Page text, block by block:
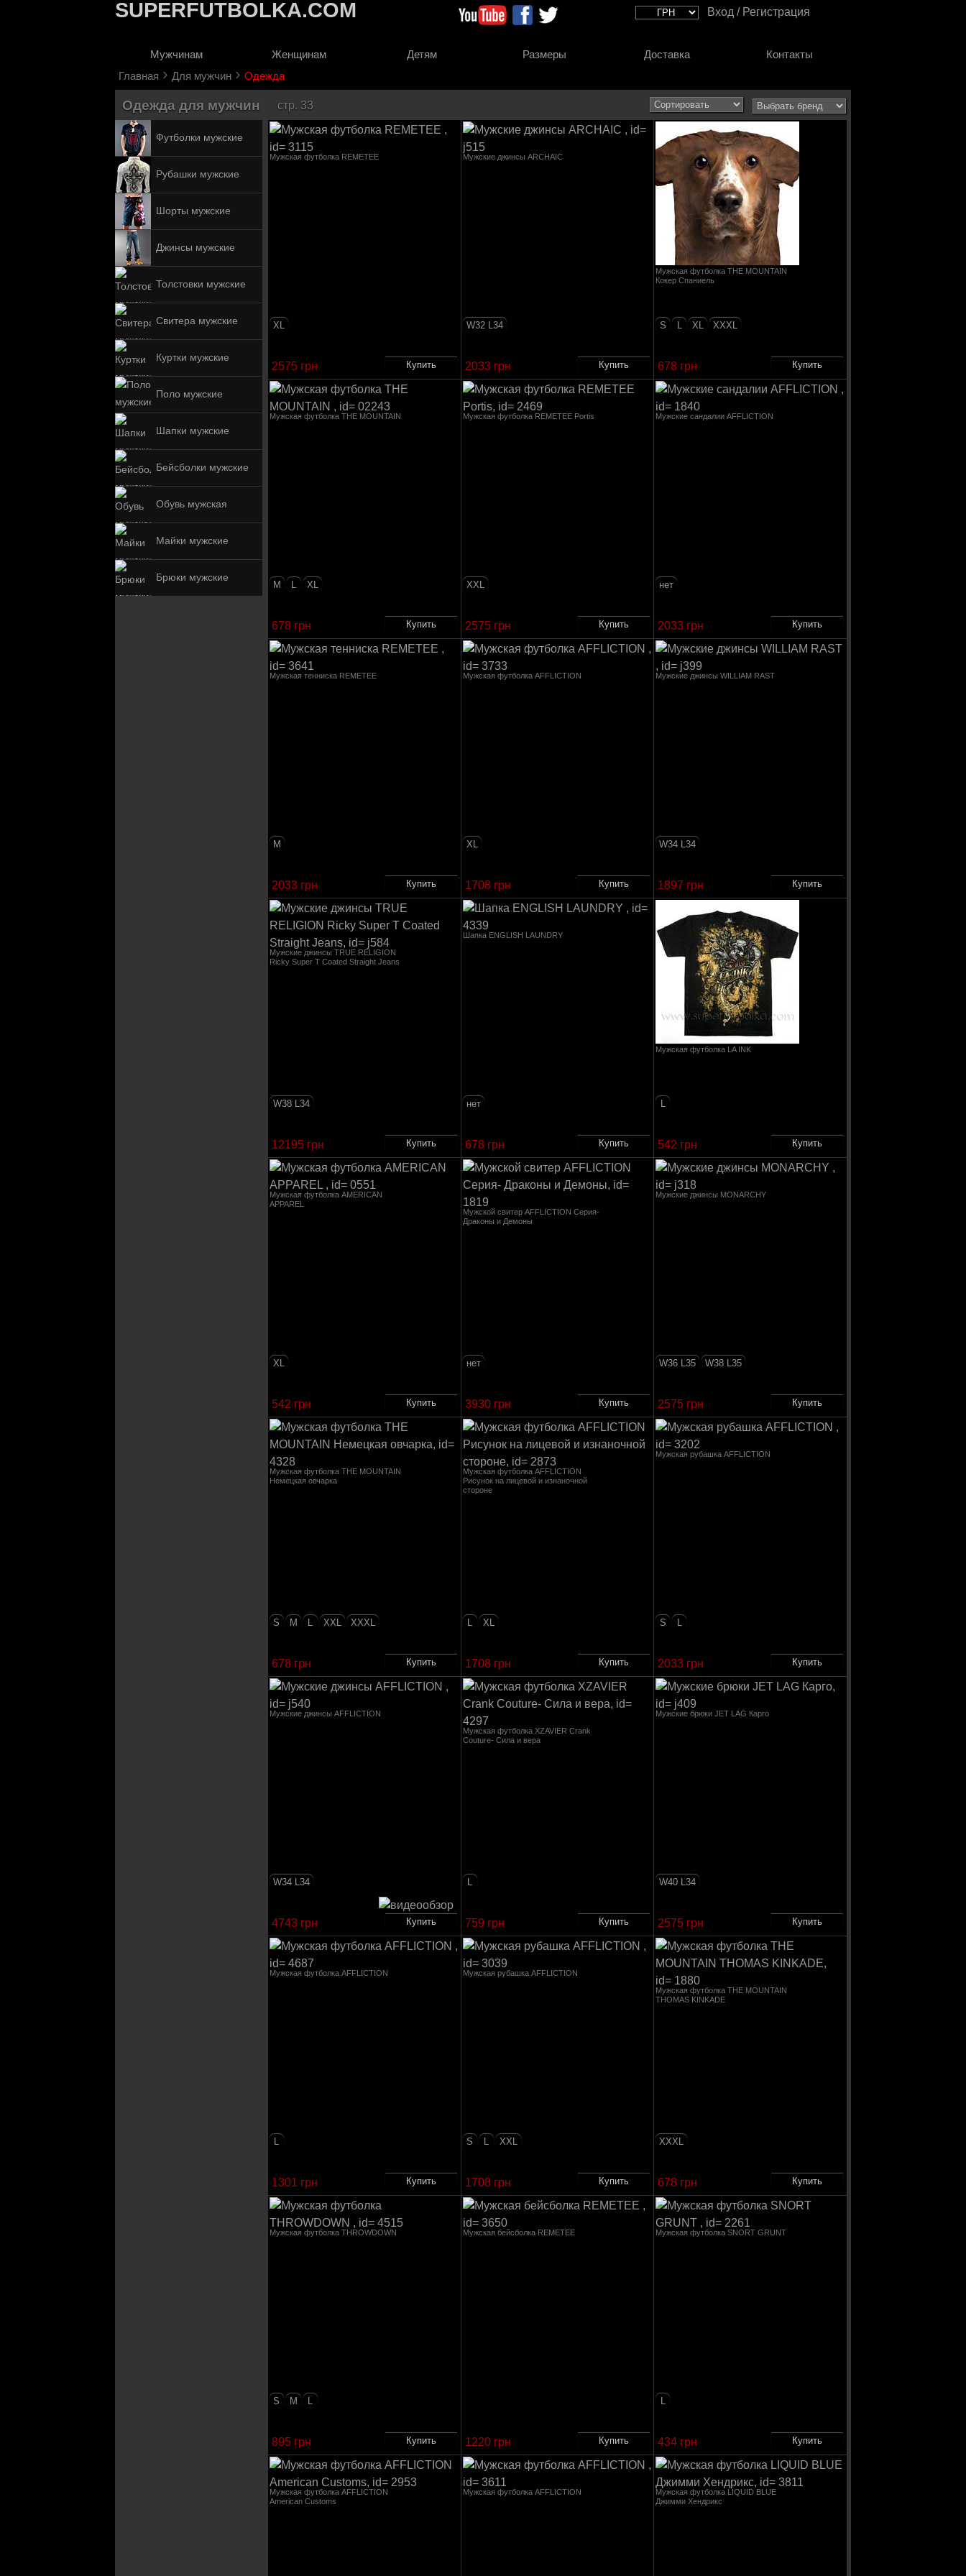
SUPERFUTBOLKA.COM Вход / Регистрация
Размеры Доставка Контакты
Мужчинам Женщинам
Детям
Главная › Для мужчин › Одежда
Футболки мужские
Рубашки мужские
Шорты мужские
Джинсы мужские
Толстовки мужские
Свитера мужские
Куртки мужские
Поло мужские
Шапки мужские
Бейсболки мужские
Обувь мужская
Майки мужские
Брюки мужские
Одежда для мужчин стр. 33
Мужская футболка THE MOUNTAIN
Кокер Спаниель
S L XL XXXL
678 грн
Мужские джинсы ARCHAIC
W32 L34
2033 грн
Мужская футболка REMETEE
XL
2575 грн
Мужские сандалии AFFLICTION
нет
2033 грн
Мужская футболка REMETEE Portis
XXL
2575 грн
Мужская футболка THE MOUNTAIN
M L XL
678 грн
Мужские джинсы WILLIAM RAST
W34 L34
1897 грн
Мужская футболка AFFLICTION
XL
1708 грн
Мужская тенниска REMETEE
M
2033 грн
Мужская футболка LA INK
L
542 грн
Шапка ENGLISH LAUNDRY
нет
678 грн
Мужские джинсы TRUE RELIGION
Ricky Super T Coated Straight Jeans
W38 L34
12195 грн
Мужские джинсы MONARCHY
W36 L35 W38 L35
2575 грн
Мужской свитер AFFLICTION Серия-
Драконы и Демоны
нет
3930 грн
Мужская футболка AMERICAN
APPAREL
XL
542 грн
Мужская рубашка AFFLICTION
S L
2033 грн
Мужская футболка AFFLICTION
Рисунок на лицевой и изнаночной
стороне
L XL
1708 грн
Мужская футболка THE MOUNTAIN
Немецкая овчарка
S M L XXL XXXL
678 грн
Мужские брюки JET LAG Карго
W40 L34
2575 грн
Мужская футболка XZAVIER Crank
Couture- Сила и вера
L
759 грн
Мужские джинсы AFFLICTION
W34 L34
4743 грн
Мужская футболка THE MOUNTAIN
THOMAS KINKADE
XXXL
678 грн
Мужская рубашка AFFLICTION
S L XXL
1708 грн
Мужская футболка AFFLICTION
L
1301 грн
Мужская футболка SNORT GRUNT
L
434 грн
Мужская бейсболка REMETEE
1220 грн
Мужская футболка THROWDOWN
S M L
895 грн
Мужская футболка LIQUID BLUE
Джимми Хендрикс
Мужская футболка AFFLICTION
Мужская футболка AFFLICTION
American Customs